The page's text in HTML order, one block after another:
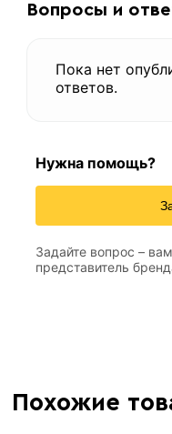
Вопросы и
Пока нет
ответов.
Нужна помощь?
Задайте вопрос –
представитель
Похожие